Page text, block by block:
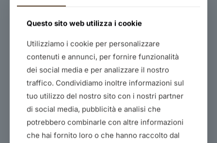
Formazione lavoratori rischio basso
80,00€
Acquista il corso
Questo sito web utilizza i cookie
Utilizziamo i cookie per personalizzare
contenuti e annunci, per fornire funzionalità
dei social media e per analizzare il nostro
traffico. Condividiamo inoltre informazioni sul
tuo utilizzo del nostro sito con i nostri partner
di social media, pubblicità e analisi che
potrebbero combinarle con altre informazioni
che hai fornito loro o che hanno raccolto dal